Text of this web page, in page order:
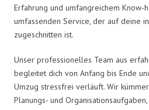
Erfahrung und umfangreichem Know-
umfassenden Service, der auf deine
zugeschnitten ist.
Unser professionelles Team aus
begleitet dich von Anfang bis Ende
Umzug stressfrei verläuft. Wir
Planungs- und